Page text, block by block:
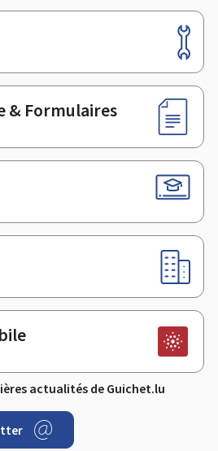
& Formulaires
actualités de Guichet.lu